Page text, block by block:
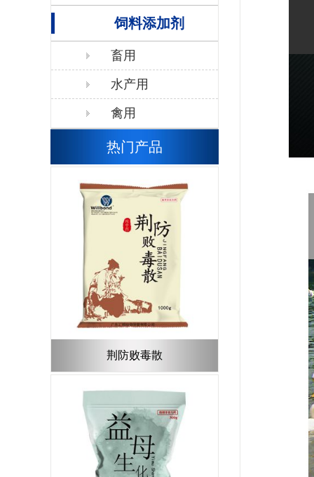
生素类
饲料添加剂
畜用
水产用
禽用
热门产品
荆防败毒散